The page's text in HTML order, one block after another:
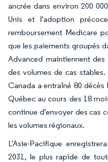
ancrée dans environ 200
Unis et l'adoption
remboursement Medicare
que les paiements groupés
Advanced maintiennent
des volumes de cas
Canada a entraîné 80
Québec au cours des 18
continue d'envoyer des cas
les volumes régionaux.
L'Asie-Pacifique
2031, le plus rapide de